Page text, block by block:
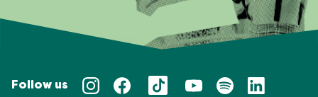
Follow us